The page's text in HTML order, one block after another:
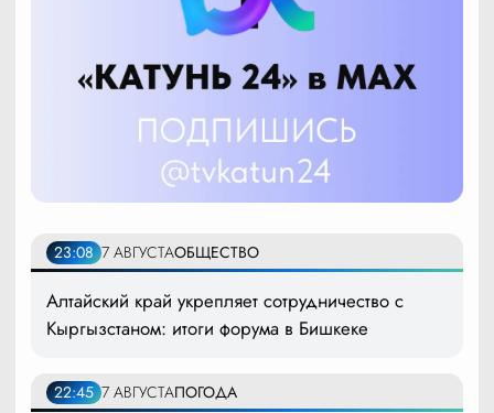
23:08 7 АВГУСТАОБЩЕСТВО
Алтайский край укрепляет сотрудничество с
Кыргызстаном: итоги форума в Бишкеке
22:45 7 АВГУСТАПОГОДА